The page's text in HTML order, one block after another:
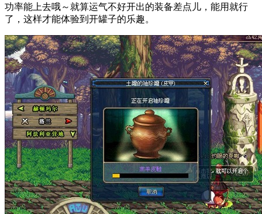
功率能上去哦～就算运气不好开出的装备差点儿，能用就行
了，这样才能体验到开罐子的乐趣。